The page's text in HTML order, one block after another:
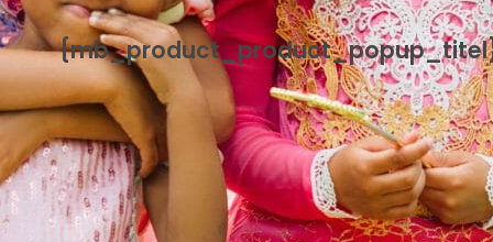
{mb_product_product_handleiding}